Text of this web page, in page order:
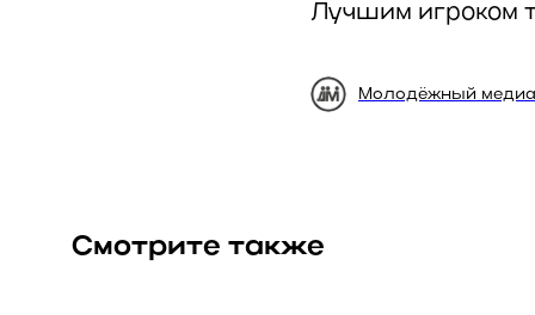
Лучшим игроком
Молодёжный
Смотрите также